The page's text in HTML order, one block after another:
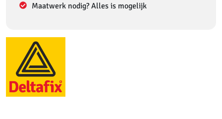
Maatwerk nodig? Alles is mogelijk